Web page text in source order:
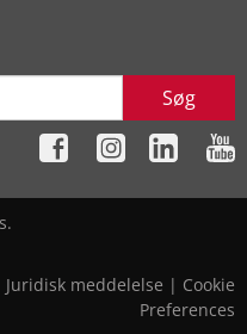
Søg
Juridisk meddelelse | Cookie
Preferences